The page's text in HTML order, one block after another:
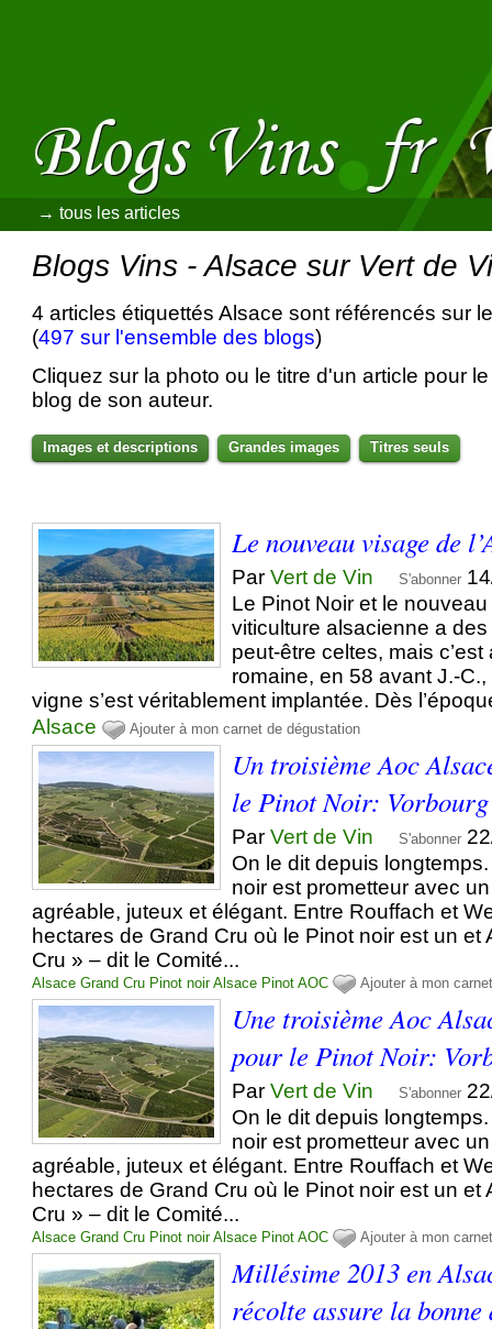
→ tous les articles
Blogs Vins - Alsace sur Vert de
4 articles étiquettés Alsace sont référencés sur
(497 sur l'ensemble des blogs)
Cliquez sur la photo ou le titre d'un article pour
blog de son auteur.
Images et descriptions Grandes images Titres seuls
Le nouveau visage de
ParVert de Vin S'abonner
Le Pinot Noir et le
viticulture alsacienne a
peut-être celtes, mais
romaine, en 58 avant J.-
vigne s’est véritablement implantée. Dès
Alsace
Ajouter à mon carnet de dégustation
Un troisième Aoc
le Pinot Noir: Vorbourg
ParVert de Vin S'abonner
On le dit depuis
noir est prometteur avec
agréable, juteux et élégant. Entre Rouffach et
hectares de Grand Cru où le Pinot noir est un et
Cru » – dit le Comité...
Alsace Grand Cru Pinot noir Alsace Pinot AOC Ajouter à mon
Une troisième Aoc
pour le Pinot Noir:
ParVert de Vin S'abonner
On le dit depuis
noir est prometteur avec
agréable, juteux et élégant. Entre Rouffach et
hectares de Grand Cru où le Pinot noir est un et
Cru » – dit le Comité...
Alsace Grand Cru Pinot noir Alsace Pinot AOC Ajouter à mon
Millésime 2013 en
récolte assure la bonne